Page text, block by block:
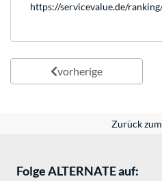
https://servicevalue.de/
vorherige
Zurück
Folge ALTERNATE auf: